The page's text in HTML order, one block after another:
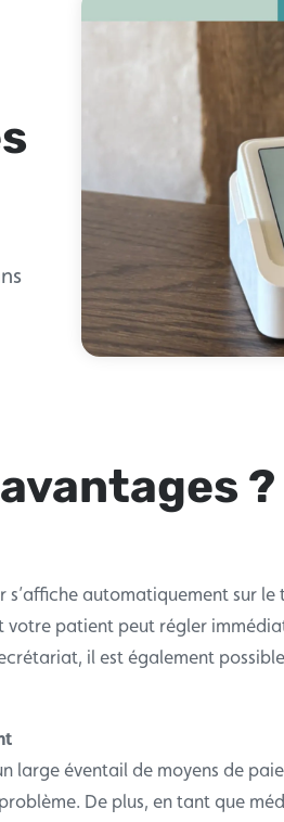
?
automatiquement sur le
votre patient peut régler
il est également
large éventail de moyens de
De plus, en tant que